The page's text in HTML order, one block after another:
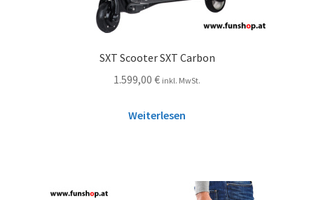
SXT Scooter SXT Carbon
1.599,00 € inkl. MwSt.
Weiterlesen